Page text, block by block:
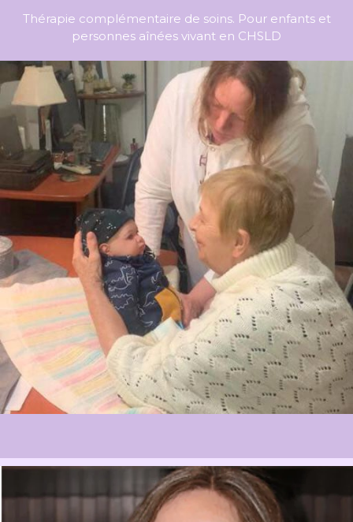
Thérapie complémentaire de soins. Pour enfants et
personnes aînées vivant en CHSLD